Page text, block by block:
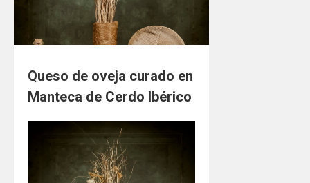
Queso de oveja curado en
Manteca de Cerdo Ibérico